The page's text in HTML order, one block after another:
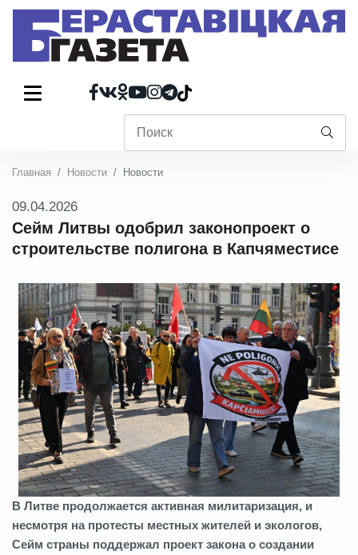
Главная Новости Новости
09.04.2026
Сейм Литвы одобрил законопроект о
строительстве полигона в Капчяместисе
В Литве продолжается активная милитаризация, и
несмотря на протесты местных жителей и экологов,
Сейм страны поддержал проект закона о создании